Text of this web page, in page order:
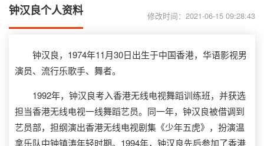
钟汉良个人资料 修改时间：2021-06-15 09:28:43
钟汉良，1974年11月30日出生于中国香港，华语影视男
演员、流行乐歌手、舞者。
1992年，钟汉良考入香港无线电视舞蹈训练班，并获选
担当香港无线电视一线舞蹈艺员。同一年，钟汉良被借调到
艺员部，担纲演出香港无线电视剧集《少年五虎》，扮演温
拿乐队中钟镇涛年轻时期。1994年，钟汉良先后参加了香港